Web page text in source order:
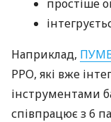
простіше
Наприклад,
РРО, які вже
інструментами
співпрацює з 6